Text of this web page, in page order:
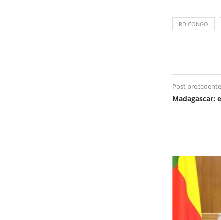
RD CONGO
Post precedente
Madagascar: